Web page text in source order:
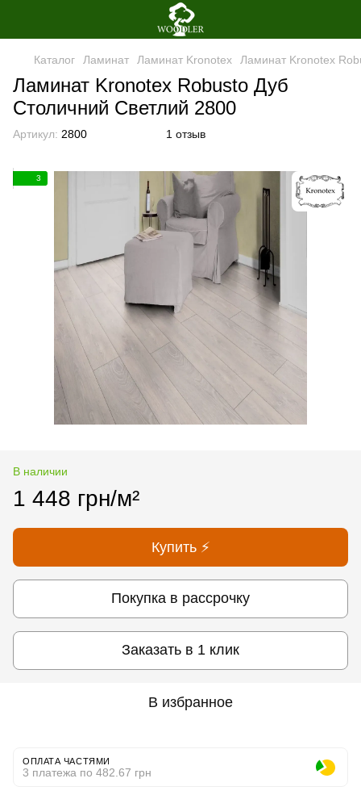
Каталог Ламинат Ламинат Kronotex Ламинат Kronotex
Ламинат Kronotex Robusto Дуб
Столичний Светлий 2800
Артикул: 2800 1 отзыв
3
В наличии
1 448 грн/м²
Купить ⚡
Покупка в рассрочку
Заказать в 1 клик
В избранное
ОПЛАТА ЧАСТЯМИ
3 платежа по 482.67 грн